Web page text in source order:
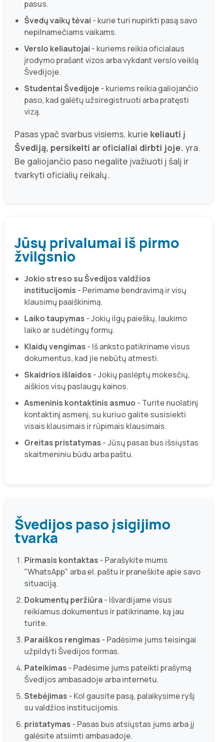
pasus.
Švedų vaikų tėvai - kurie turi nupirkti pasą savo
nepilnamečiams vaikams.
Verslo keliautojai - kuriems reikia oficialaus
įrodymo prašant vizos arba vykdant verslo veiklą
Švedijoje.
Studentai Švedijoje - kuriems reikia galiojančio
paso, kad galėtų užsiregistruoti arba pratęsti
vizą.
Pasas ypač svarbus visiems, kurie keliauti į
Švediją, persikelti ar oficialiai dirbti joje. yra.
Be galiojančio paso negalite įvažiuoti į šalį ir
tvarkyti oficialių reikalų.
Jūsų privalumai iš pirmo
žvilgsnio
Jokio streso su Švedijos valdžios
institucijomis - Perimame bendravimą ir visų
klausimų paaiškinimą.
Laiko taupymas - Jokių ilgų paieškų, laukimo
laiko ar sudėtingų formų.
Klaidų vengimas - Iš anksto patikriname visus
dokumentus, kad jie nebūtų atmesti.
Skaidrios išlaidos - Jokių paslėptų mokesčių,
aiškios visų paslaugų kainos.
Asmeninis kontaktinis asmuo - Turite nuolatinį
kontaktinį asmenį, su kuriuo galite susisiekti
visais klausimais ir rūpimais klausimais.
Greitas pristatymas - Jūsų pasas bus išsiųstas
skaitmeniniu būdu arba paštu.
Švedijos paso įsigijimo
tvarka
Pirmasis kontaktas - Parašykite mums
"WhatsApp" arba el. paštu ir praneškite apie savo
situaciją.
Dokumentų peržiūra - Išvardijame visus
reikiamus dokumentus ir patikriname, ką jau
turite.
Paraiškos rengimas - Padėsime jums teisingai
užpildyti Švedijos formas.
Pateikimas - Padėsime jums pateikti prašymą
Švedijos ambasadoje arba internetu.
Stebėjimas - Kol gausite pasą, palaikysime ryšį
su valdžios institucijomis.
pristatymas - Pasas bus atsiųstas jums arba jį
galėsite atsiimti ambasadoje.